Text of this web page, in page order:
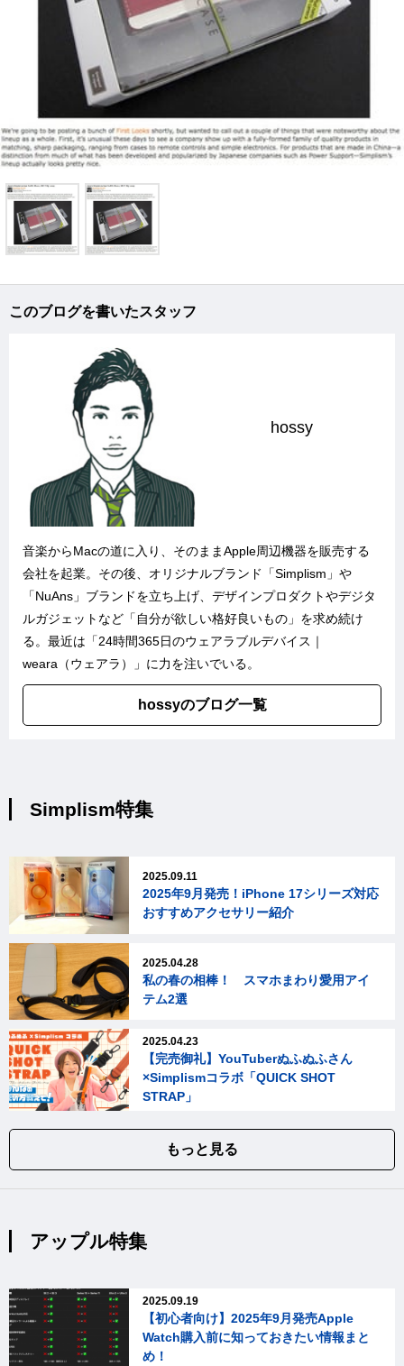
このブログを書いたスタッフ
hossy
音楽からMacの道に入り、そのままApple周辺機器を販売する
会社を起業。その後、オリジナルブランド「Simplism 」や
「NuAns 」ブランドを立ち上げ、デザインプロダクトやデジタ
ルガジェットなど「自分が欲しい格好良いもの」を求め続け
る。最近は「24時間365日のウェアラブルデバイス｜
weara（ウェアラ）
」に力を注いでいる。
hossyのブログ一覧
Simplism特集
2025.09.11
2025年9月発売！iPhone 17シリーズ対応
おすすめアクセサリー紹介
2025.04.28
私の春の相棒！ スマホまわり愛用アイ
テム2選
2025.04.23
【完売御礼】YouTuberぬふぬふさん
×Simplismコラボ「QUICK SHOT
STRAP」
もっと見る
アップル特集
2025.09.19
【初心者向け】2025年9月発売Apple
Watch購入前に知っておきたい情報まと
め！